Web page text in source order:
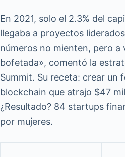
En 2021, solo el 2.3% del
llegaba a proyectos
números no mienten, pero a
bofetada», comentó la
Summit. Su receta: crear un
blockchain que atrajo $47
¿Resultado? 84 startups
por mujeres.